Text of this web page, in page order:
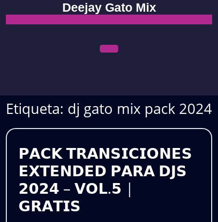
content
Deejay Gato Mix
Etiqueta: dj gato mix pack 2024
𝗣𝗔𝗖𝗞 𝗧𝗥𝗔𝗡𝗦𝗜𝗖𝗜𝗢𝗡𝗘𝗦
𝗘𝗫𝗧𝗘𝗡𝗗𝗘𝗗 𝗣𝗔𝗥𝗔 𝗗𝗝𝗦
𝟮𝟬𝟮𝟰 – 𝗩𝗢𝗟.𝟱 |
𝗚𝗥𝗔𝗧𝗜𝗦